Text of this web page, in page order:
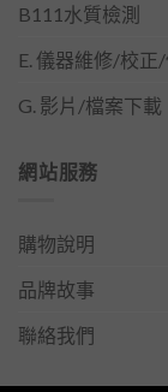
B111水質檢測
E. 儀器維修/校正
G. 影片/檔案下載
網站服務
購物說明
品牌故事
聯絡我們